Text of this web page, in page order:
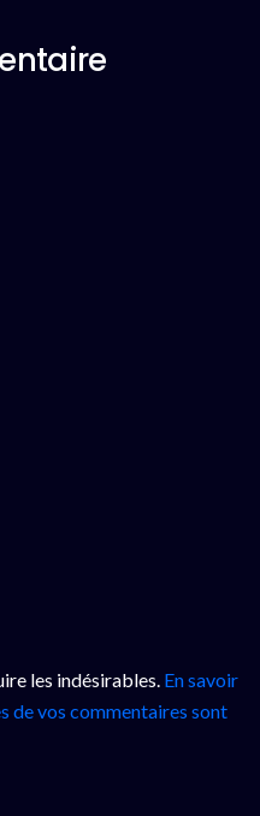
les indésirables. En savoir
de vos commentaires sont